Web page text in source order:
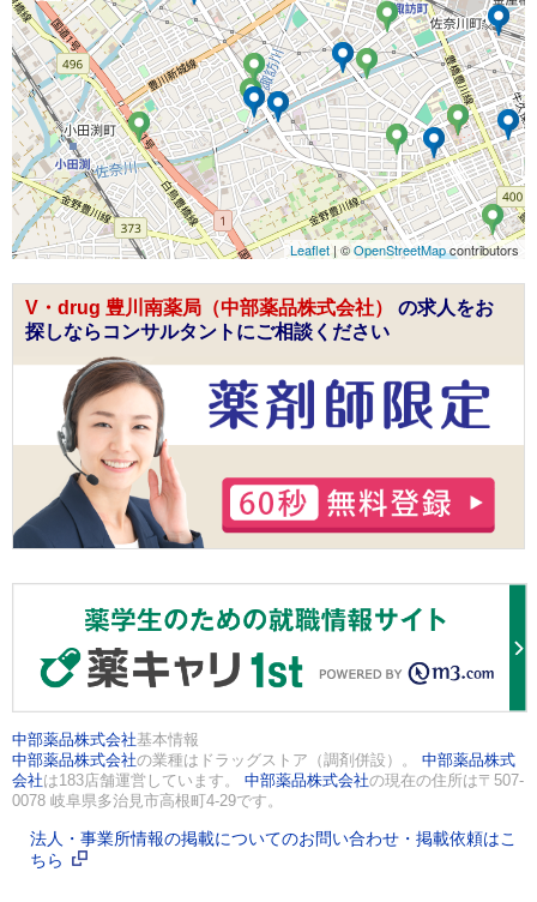
Leaflet| ©OpenStreetMapcontributors
V・drug 豊川南薬局（中部薬品株式会社） の求人をお
探しならコンサルタントにご相談ください
中部薬品株式会社基本情報
中部薬品株式会社の業種はドラッグストア（調剤併設）。 中部薬品株式
会社は183店舗運営しています。 中部薬品株式会社の現在の住所は〒507-
0078 岐阜県多治見市高根町4-29です。
法人・事業所情報の掲載についてのお問い合わせ・掲載依頼はこ
ちら